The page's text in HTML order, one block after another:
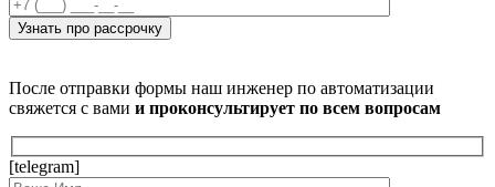
После отправки формы наш инженер по автоматизации
свяжется с вами и проконсультирует по всем вопросам
[telegram]